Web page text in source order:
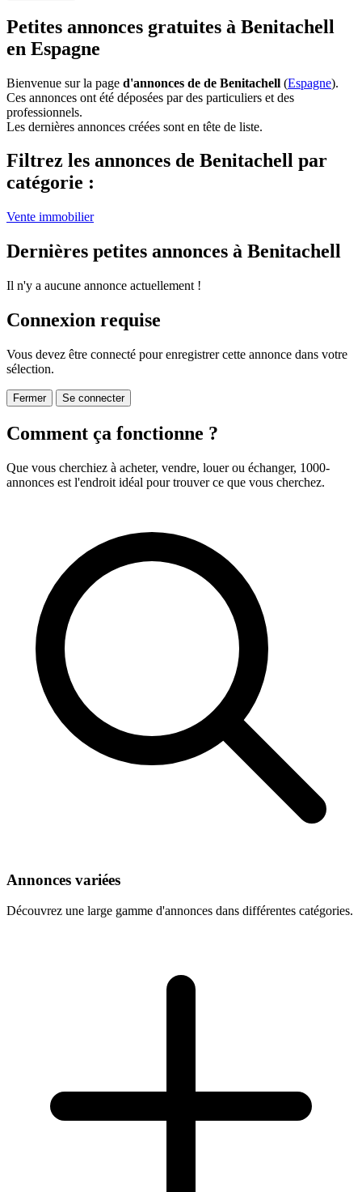
Petites annonces gratuites à Benitachell
en Espagne
Bienvenue sur la page d'annonces de de Benitachell (Espagne).
Ces annonces ont été déposées par des particuliers et des
professionnels.
Les dernières annonces créées sont en tête de liste.
Filtrez les annonces de Benitachell par
catégorie :
Vente immobilier
Dernières petites annonces à Benitachell
Il n'y a aucune annonce actuellement !
Connexion requise
Vous devez être connecté pour enregistrer cette annonce dans votre
sélection.
Fermer Se connecter
Comment ça fonctionne ?
Que vous cherchiez à acheter, vendre, louer ou échanger, 1000-
annonces est l'endroit idéal pour trouver ce que vous cherchez.
Annonces variées
Découvrez une large gamme d'annonces dans différentes catégories.